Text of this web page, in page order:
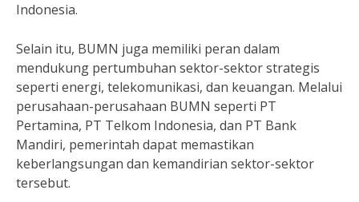
Indonesia.
Selain itu, BUMN juga memiliki peran dalam
mendukung pertumbuhan sektor-sektor strategis
seperti energi, telekomunikasi, dan keuangan. Melalui
perusahaan-perusahaan BUMN seperti PT
Pertamina, PT Telkom Indonesia, dan PT Bank
Mandiri, pemerintah dapat memastikan
keberlangsungan dan kemandirian sektor-sektor
tersebut.